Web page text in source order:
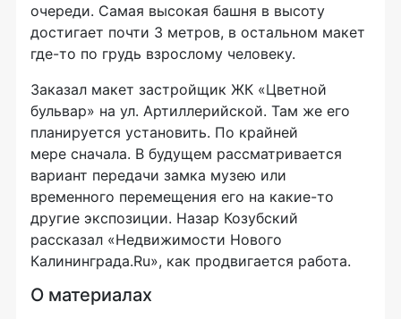
очереди. Самая высокая башня в высоту
достигает почти 3 метров, в остальном макет
где-то по грудь взрослому человеку.
Заказал макет застройщик ЖК «Цветной
бульвар» на ул. Артиллерийской. Там же его
планируется установить. По крайней
мере сначала. В будущем рассматривается
вариант передачи замка музею или
временного перемещения его на какие-то
другие экспозиции. Назар Козубский
рассказал «Недвижимости Нового
Калининграда.Ru», как продвигается работа.
О материалах